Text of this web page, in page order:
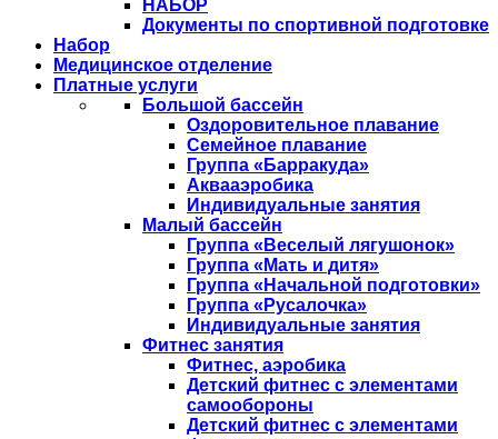
НАБОР
Документы по спортивной подготовке
Набор
Медицинское отделение
Платные услуги
Большой бассейн
Оздоровительное плавание
Семейное плавание
Группа «Барракуда»
Аквааэробика
Индивидуальные занятия
Малый бассейн
Группа «Веселый лягушонок»
Группа «Мать и дитя»
Группа «Начальной подготовки»
Группа «Русалочка»
Индивидуальные занятия
Фитнес занятия
Фитнес, аэробика
Детский фитнес с элементами
самообороны
Детский фитнес с элементами